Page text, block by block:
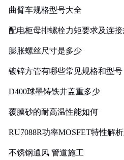
曲臂车规格型号大全
配电柜母排螺栓力矩要求及连
膨胀螺丝尺寸是多少
镀锌方管有哪些常见规格和型号
D400球墨铸铁井盖重多少
覆膜砂的耐高温性能如何
RU7088R功率MOSFET特性解
不锈钢通风 管道施工